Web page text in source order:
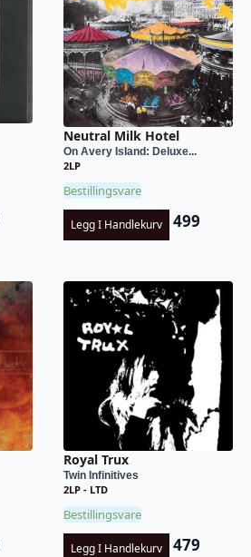
Neutral Milk Hotel
On Avery Island: Deluxe...
2LP
Bestillingsvare
Legg I Handlekurv 499
Royal Trux
Twin Infinitives
2LP - LTD
Bestillingsvare
Legg I Handlekurv 479